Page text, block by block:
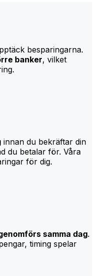
besparingarna.
banker, vilket
innan du bekräftar din
du betalar för. Våra
för dig.
samma dag.
timing spelar